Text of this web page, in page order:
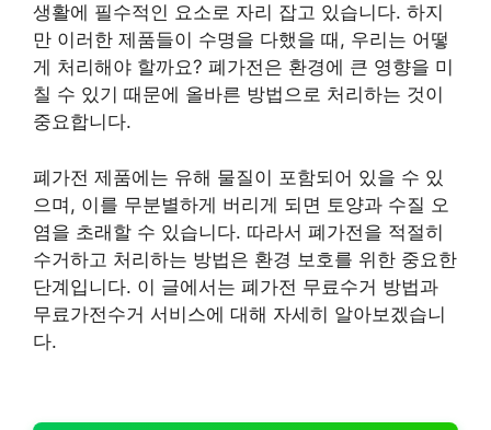
생활에 필수적인 요소로 자리 잡고 있습니다. 하지
만 이러한 제품들이 수명을 다했을 때, 우리는 어떻
게 처리해야 할까요? 폐가전은 환경에 큰 영향을 미
칠 수 있기 때문에 올바른 방법으로 처리하는 것이
중요합니다.
폐가전 제품에는 유해 물질이 포함되어 있을 수 있
으며, 이를 무분별하게 버리게 되면 토양과 수질 오
염을 초래할 수 있습니다. 따라서 폐가전을 적절히
수거하고 처리하는 방법은 환경 보호를 위한 중요한
단계입니다. 이 글에서는 폐가전 무료수거 방법과
무료가전수거 서비스에 대해 자세히 알아보겠습니
다.